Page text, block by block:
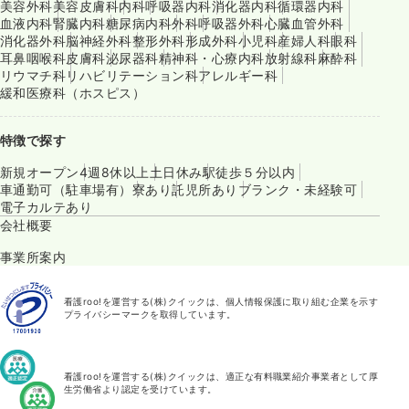
美容外科美容皮膚科内科呼吸器内科消化器内科循環器内科
血液内科腎臓内科糖尿病内科外科呼吸器外科心臓血管外科
消化器外科脳神経外科整形外科形成外科小児科産婦人科眼科
耳鼻咽喉科皮膚科泌尿器科精神科・心療内科放射線科麻酔科
リウマチ科リハビリテーション科アレルギー科
緩和医療科（ホスピス）
特徴で探す
新規オープン4週8休以上 土日休み駅徒歩５分以内
車通勤可（駐車場有） 寮あり託児所あり ブランク・未経験可
電子カルテあり
会社概要
事業所案内
看護roo!を運営する(株)クイックは、個人情報保護に取り組む企業を示す
プライバシーマークを取得しています。
看護roo!を運営する(株)クイックは、適正な有料職業紹介事業者として厚
生労働省より認定を受けています。